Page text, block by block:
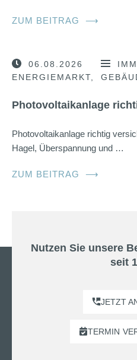
ZUM BEITRAG ⟶
06.08.2026
ENERGIEMARKT
Photovoltaikanlage
Photovoltaikanlage richtig
Hagel, Überspannung und …
ZUM BEITRAG ⟶
Nutzen Sie unsere
seit
JETZT
TERMIN